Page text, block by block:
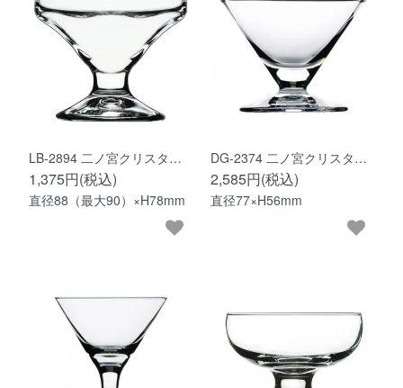
LB-2894 二ノ宮クリスタ…
1,375円(税込)
直径88（最大90）×H78mm
DG-2374 二ノ宮クリスタ…
2,585円(税込)
直径77×H56mm